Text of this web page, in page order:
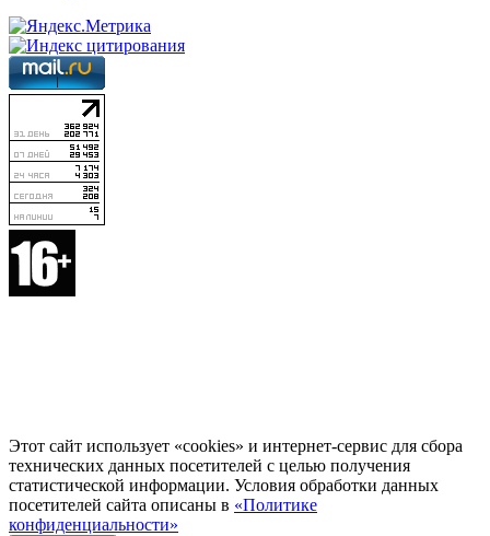
Этот сайт использует «cookies» и интернет-сервис для сбора
технических данных посетителей с целью получения
статистической информации. Условия обработки данных
посетителей сайта описаны в «Политике
конфиденциальности»